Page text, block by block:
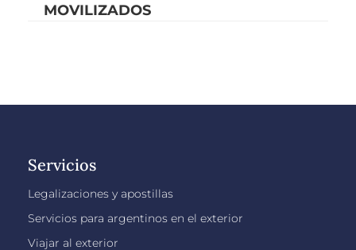
MOVILIZADOS
Servicios
Legalizaciones y apostillas
Servicios para argentinos en el exterior
Viajar al exterior